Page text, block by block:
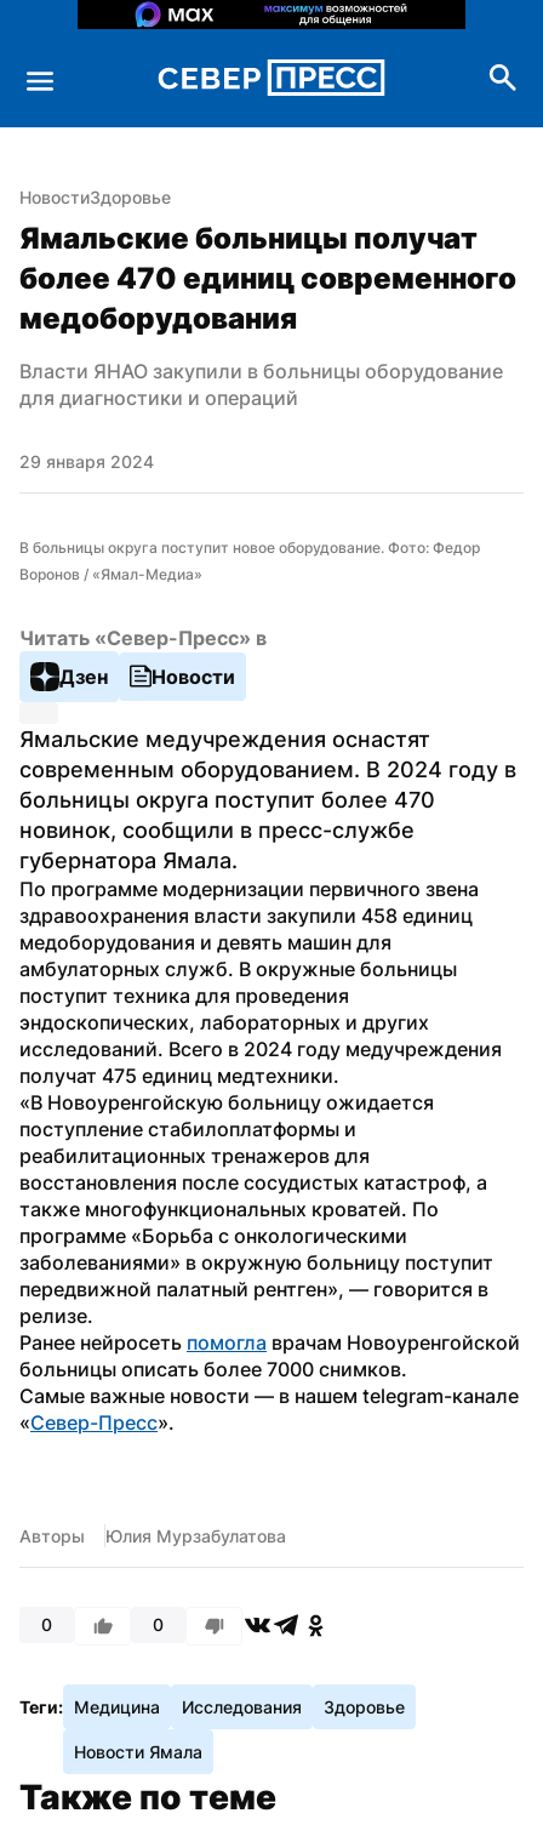
НовостиЗдоровье
Ямальские больницы получат
более 470 единиц современного
медоборудования
Власти ЯНАО закупили в больницы оборудование
для диагностики и операций
29 января 2024
В больницы округа поступит новое оборудование. Фото: Федор
Воронов / «Ямал-Медиа»
Читать «Север-Пресс» в
Дзен
Новости
Ямальские медучреждения оснастят
современным оборудованием. В 2024 году в
больницы округа поступит более 470
новинок, сообщили в пресс-службе
губернатора Ямала.
По программе модернизации первичного звена
здравоохранения власти закупили 458 единиц
медоборудования и девять машин для
амбулаторных служб. В окружные больницы
поступит техника для проведения
эндоскопических, лабораторных и других
исследований. Всего в 2024 году медучреждения
получат 475 единиц медтехники.
«В Новоуренгойскую больницу ожидается
поступление стабилоплатформы и
реабилитационных тренажеров для
восстановления после сосудистых катастроф, а
также многофункциональных кроватей. По
программе «Борьба с онкологическими
заболеваниями» в окружную больницу поступит
передвижной палатный рентген», — говорится в
релизе.
Ранее нейросеть помогла врачам Новоуренгойской
больницы описать более 7000 снимков.
Самые важные новости — в нашем telegram-канале
«Север-Пресс».
Авторы Юлия Мурзабулатова
0 0
Теги: Медицина Исследования Здоровье
Новости Ямала
Также по теме